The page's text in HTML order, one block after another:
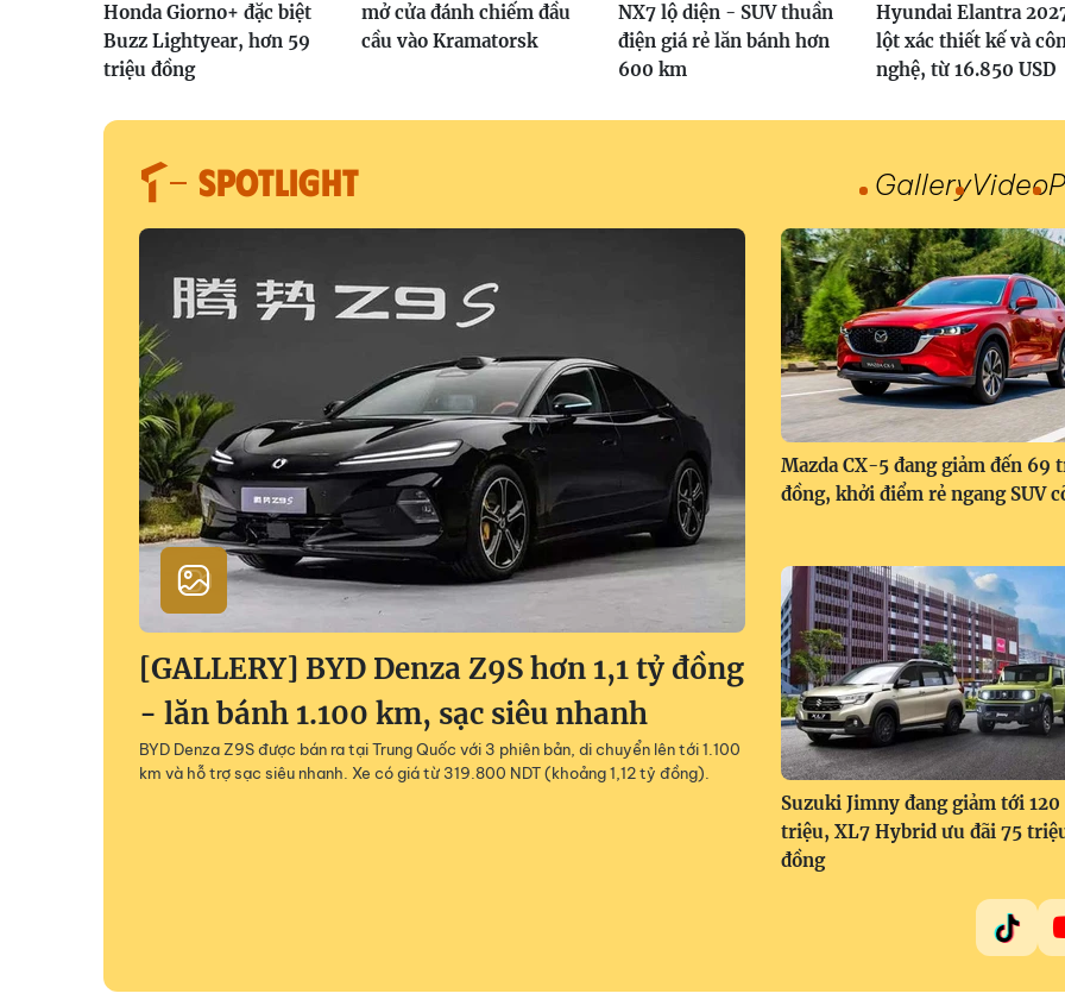
Honda Giorno+ đặc biệt
Buzz Lightyear, hơn 59
triệu đồng
mở cửa đánh chiếm đầu
cầu vào Kramatorsk
NX7 lộ diện - SUV thuần
điện giá rẻ lăn bánh hơn
600 km
Hyundai Elantra
lột xác thiết kế và
nghệ, từ 16.850 USD
SPOTLIGHT GalleryVideo
[GALLERY] BYD Denza Z9S hơn 1,1 tỷ đồng
- lăn bánh 1.100 km, sạc siêu nhanh
BYD Denza Z9S được bán ra tại Trung Quốc với 3 phiên bản, di chuyển lên tới 1.100
km và hỗ trợ sạc siêu nhanh. Xe có giá từ 319.800 NDT (khoảng 1,12 tỷ đồng).
Mazda CX-5 đang giảm đến 69
đồng, khởi điểm rẻ ngang SUV
Suzuki Jimny đang giảm tới 120
triệu, XL7 Hybrid ưu đãi 75
đồng